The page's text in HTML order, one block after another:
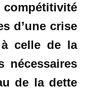
d’une crise
celle de la
nécessaires
de la dette